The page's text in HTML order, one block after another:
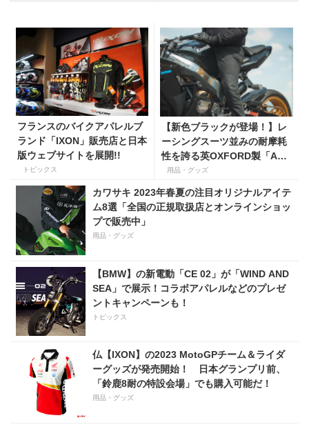
フランスのバイクアパレルブ
ランド「IXON」販売店と日本
版ウェブサイトを展開!!
トピックス
【新色ブラックが登場！】レ
ーシングスーツ並みの耐摩耗
性を誇る英OXFORD製「AAA
アーマライトジーンズ」に色
用品・グッズ
カワサキ 2023年春夏の注目オリジナルアイテ
ム8選「全国の正規取扱店とオンラインショッ
プで販売中」
用品・グッズ
【BMW】の新電動「CE 02」が「WIND AND
SEA」で展示！コラボアパレルなどのプレゼ
ントキャンペーンも！
トピックス
仏【IXON】の2023 MotoGPチーム＆ライダ
ーグッズが発売開始！ 日本グランプリ前、
「鈴鹿8耐の特設会場」でも購入可能だ！
用品・グッズ